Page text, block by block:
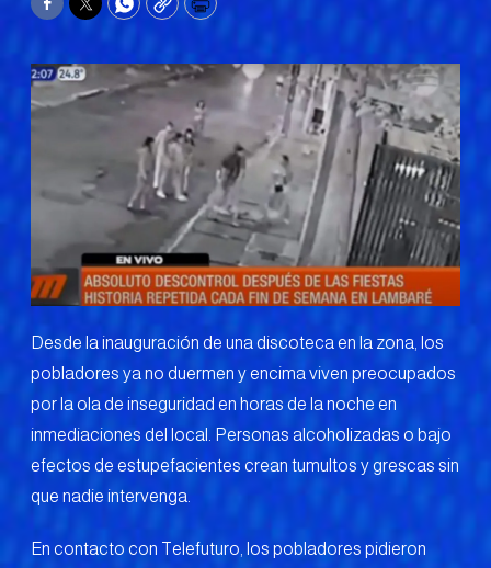
Facebook
TwitterWhatsApp
CopyPrint
Desde la inauguración de una discoteca en la zona, los
pobladores ya no duermen y encima viven preocupados
por la ola de inseguridad en horas de la noche en
inmediaciones del local. Personas alcoholizadas o bajo
efectos de estupefacientes crean tumultos y grescas sin
que nadie intervenga.
En contacto con Telefuturo, los pobladores pidieron